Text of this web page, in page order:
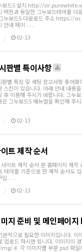
보드5 설치 http://
버전과 동일한 그누보드테마를 다
누보드5 다운로드 주소 https://
안내 페이 . . .
02-13
판별 특이사항
판별 특징 및 세팅 참고사항 퓨어화
스킨이 있습니다. 아래 안내 내용
후 이용해 주시기 바랍니다. 그누
은 그누보드5 매뉴얼을 확인해 주
02-13
트 제작 순서
이트 제작 순서 본 홈페이지 제작
테마를 기준으로 한 제작 순서도
입 . . .
02-13
지 준비 및 메인페이
본적으로 필요한 이미지입니다. 이
업로드 하시면 됩니다. 이미지의
#. 각 이미지별 부분 psd 파일